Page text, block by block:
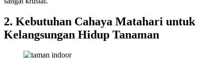
2. Kebutuhan Cahaya Matahari untuk
Kelangsungan Hidup Tanaman